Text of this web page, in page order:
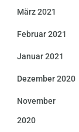
März 2021
Februar 2021
Januar 2021
Dezember 2020
November
2020